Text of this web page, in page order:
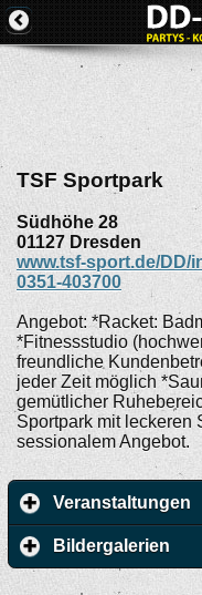
TSF Sportpark
Südhöhe 28
01127 Dresden
www.tsf-sport.de/DD/
0351-403700
Angebot: *Racket:
*Fitnessstudio
freundliche
jeder Zeit möglich
gemütlicher
Sportpark mit leckeren
sessionalem Angebot.
Veranstaltungen
Bildergalerien